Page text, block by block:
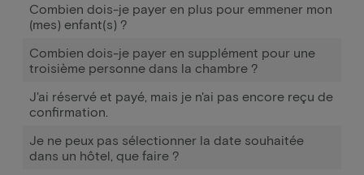
Combien dois-je payer en plus pour emmener mon
(mes) enfant(s) ?
Combien dois-je payer en supplément pour une
troisième personne dans la chambre ?
J'ai réservé et payé, mais je n'ai pas encore reçu de
confirmation.
Je ne peux pas sélectionner la date souhaitée
dans un hôtel, que faire ?